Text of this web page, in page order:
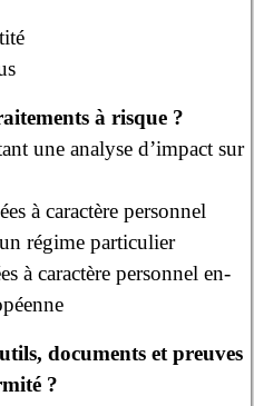
à risque ?
une analyse d’impact sur
à caractère personnel
régime particulier
à caractère personnel en-
documents et preuves
?